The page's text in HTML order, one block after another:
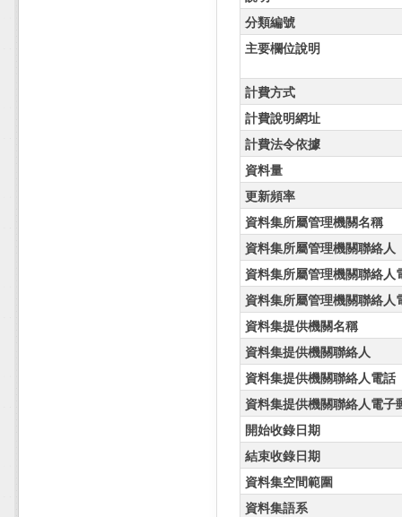
分類編號
主要欄位說明
計費方式
計費說明網址
計費法令依據
資料量
更新頻率
資料集所屬管理機關名稱
資料集所屬管理機關聯絡人
資料集所屬管理機關聯絡人
資料集所屬管理機關聯絡人
資料集提供機關名稱
資料集提供機關聯絡人
資料集提供機關聯絡人電話
資料集提供機關聯絡人電子
開始收錄日期
結束收錄日期
資料集空間範圍
資料集語系